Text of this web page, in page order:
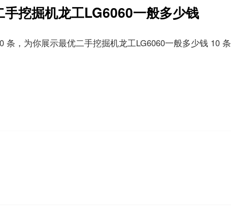
手挖掘机龙工LG6060一般多少钱
，为你展示最优二手挖掘机龙工LG6060一般多少钱 10 条